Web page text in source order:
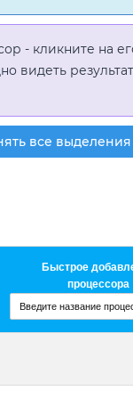
- кликните на
видеть
все выделения
Быстрое
процессора